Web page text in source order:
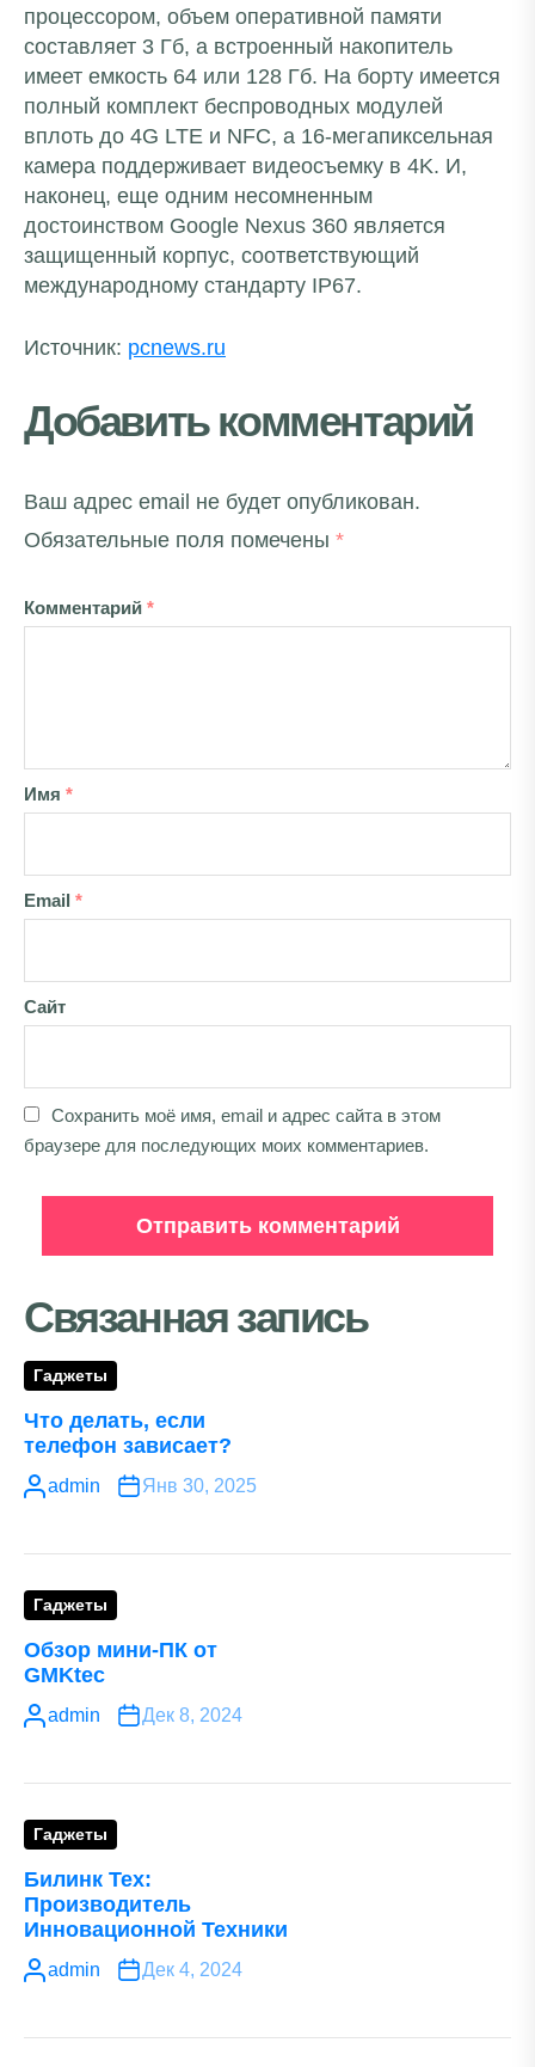
процессором, объем оперативной памяти
составляет 3 Гб, а встроенный накопитель
имеет емкость 64 или 128 Гб. На борту имеется
полный комплект беспроводных модулей
вплоть до 4G LTE и NFC, а 16-мегапиксельная
камера поддерживает видеосъемку в 4K. И,
наконец, еще одним несомненным
достоинством Google Nexus 360 является
защищенный корпус, соответствующий
международному стандарту IP67.
Источник: pcnews.ru
Добавить комментарий
Ваш адрес email не будет опубликован.
Обязательные поля помечены *
Комментарий *
Имя *
Email *
Сайт
Сохранить моё имя, email и адрес сайта в этом
браузере для последующих моих комментариев.
Связанная запись
Гаджеты
Что делать, если
телефон зависает?
admin Янв 30, 2025
Гаджеты
Обзор мини-ПК от
GMKtec
admin Дек 8, 2024
Гаджеты
Билинк Тех:
Производитель
Инновационной Техники
admin Дек 4, 2024